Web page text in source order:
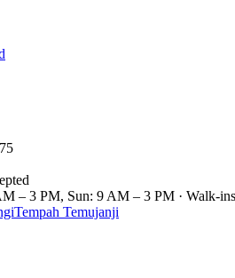
– 3 PM, Sun: 9 AM – 3 PM · Walk-
Tempah Temujanji